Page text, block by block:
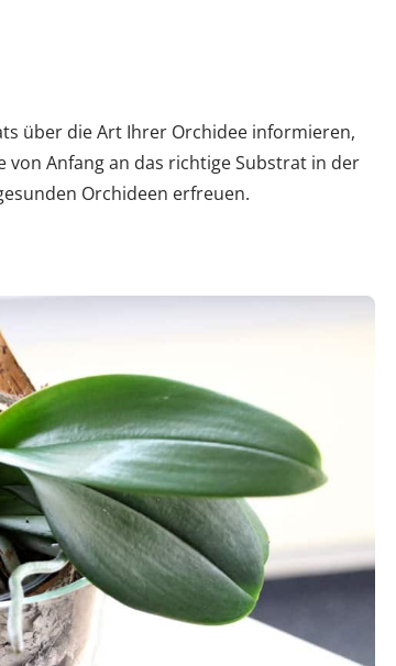
über die Art Ihrer Orchidee informieren,
von Anfang an das richtige Substrat in der
Orchideen erfreuen.